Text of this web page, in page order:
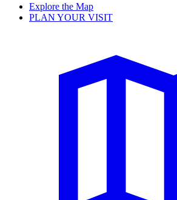
Explore the Map
PLAN YOUR VISIT